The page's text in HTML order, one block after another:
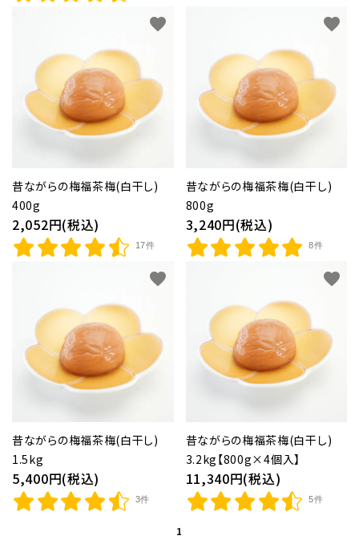
ご利用ガイド
プライバシーポリシー
特定商取引法について
昔ながらの梅福茶梅(白干し)
400g
2,052円(税込)
17件
favorite
昔ながらの梅福茶梅(白干し)
800g
3,240円(税込)
8件
favorite
昔ながらの梅福茶梅(白干し)
1.5kg
5,400円(税込)
3件
favorite
昔ながらの梅福茶梅(白干し)
3.2kg【800g×4個入】
11,340円(税込)
5件
favorite
1